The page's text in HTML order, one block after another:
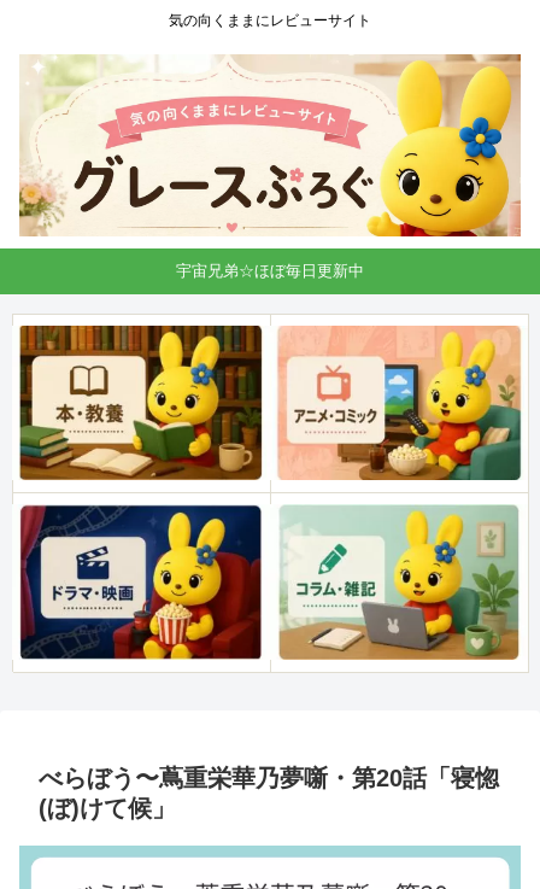
気の向くままにレビューサイト
宇宙兄弟☆ほぼ毎日更新中
べらぼう〜蔦重栄華乃夢噺・第20話「寝惚
(ぼ)けて候」